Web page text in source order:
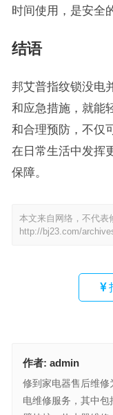
时间使用，是安全
结语
邦艾普指纹锁没电
和应急措施，就能
和合理预防，不仅
在日常生活中发挥
保障。
本文来自网络，不代表
http://bj23.com/
作者: admin
修到家电器售后维
电维修服务，其中包